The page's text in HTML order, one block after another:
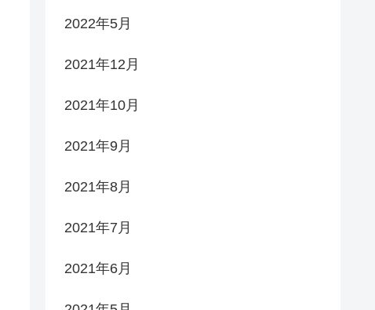
2022年5月
2021年12月
2021年10月
2021年9月
2021年8月
2021年7月
2021年6月